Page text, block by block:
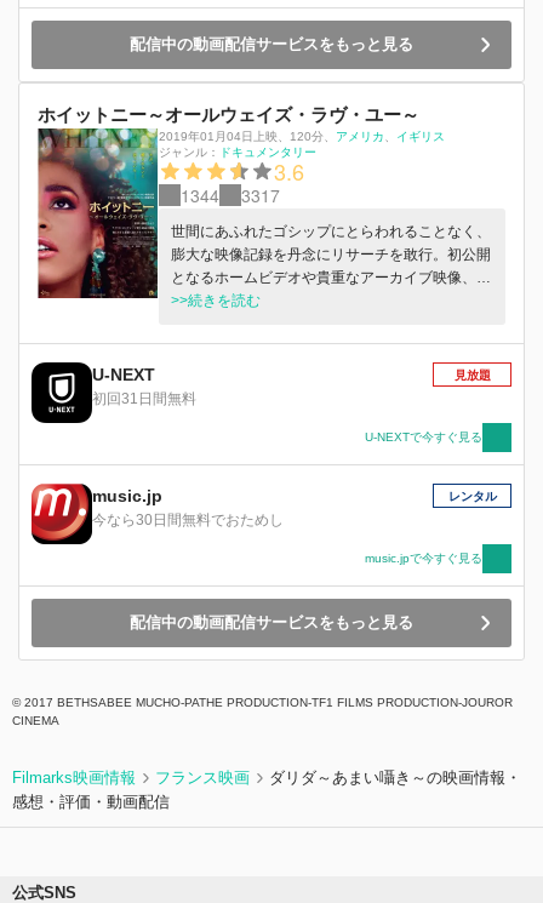
配信中の動画配信サービスをもっと見る
ホイットニー～オールウェイズ・ラヴ・ユー～
2019年01月04日上映 120分 アメリカ
イギリス
ジャンル：
ドキュメンタリー
3.6
1344 3317
世間にあふれたゴシップにとらわれることなく、
膨大な映像記録を丹念にリサーチを敢行。初公開
となるホームビデオや貴重なアーカイブ映像、未
発表音源とともに、家族、友人、仕事仲間などの
姿とは？その知られざる素顔に鋭く、フェアに迫
>>続きを読む
U-NEXT
初回31日間無料
見放題
U-NEXTで今すぐ見る
music.jp
今なら30日間無料でおためし
レンタル
music.jpで今すぐ見る
配信中の動画配信サービスをもっと見る
© 2017 BETHSABEE MUCHO-PATHE PRODUCTION-TF1 FILMS PRODUCTION-JOUROR
CINEMA
Filmarks映画情報 フランス映画
ダリダ～あまい囁き～の映画情報・
感想・評価・動画配信
公式SNS